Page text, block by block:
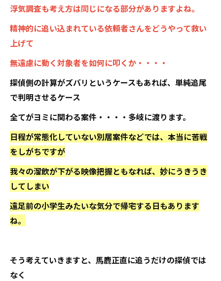
浮気調査も考え方は同じになる部分がありますよね。
精神的に追い込まれている依頼者さんをどうやって救い
上げて
無遠慮に動く対象者を如何に叩くか・・・・
探偵側の計算がズバリというケースもあれば、単純追尾
で判明させるケース
全てがヨミに関わる案件・・・・多岐に渡ります。
日程が常態化していない別居案件などでは、本当に苦戦
をしがちですが
我々の溜飲が下がる映像把握ともなれば、妙にうきうき
してしまい
遠足前の小学生みたいな気分で帰宅する日もあります
ね。
そう考えていきますと、馬鹿正直に追うだけの探偵では
なく